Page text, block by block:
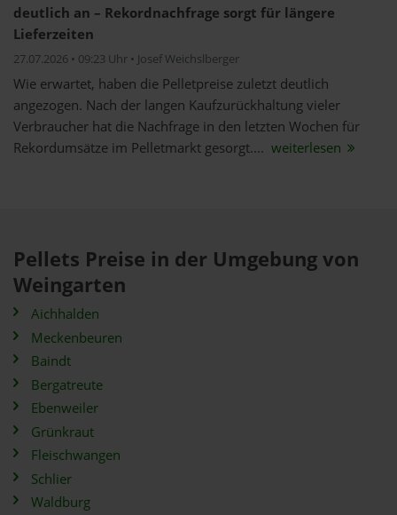
deutlich an – Rekordnachfrage sorgt für längere
Lieferzeiten
27.07.2026 • 09:23 Uhr • Josef Weichslberger
Wie erwartet, haben die Pelletpreise zuletzt deutlich
angezogen. Nach der langen Kaufzurückhaltung vieler
Verbraucher hat die Nachfrage in den letzten Wochen für
Rekordumsätze im Pelletmarkt gesorgt.... weiterlesen
Pellets Preise in der Umgebung von
Weingarten
Aichhalden
Meckenbeuren
Baindt
Bergatreute
Ebenweiler
Grünkraut
Fleischwangen
Schlier
Waldburg